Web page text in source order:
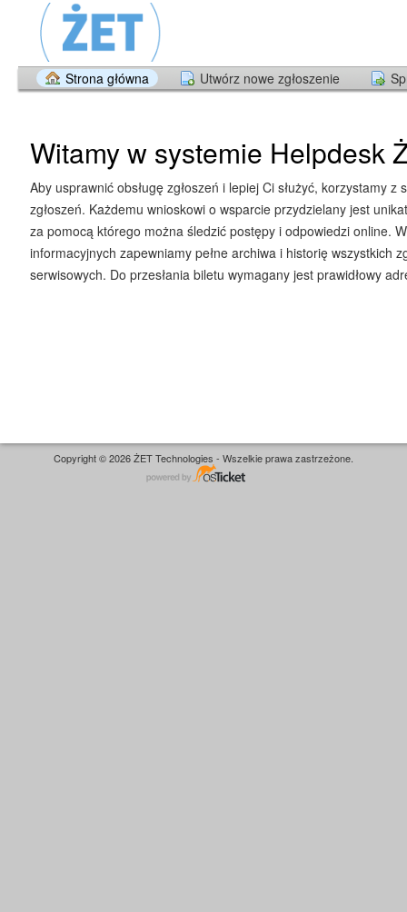
Strona główna Utwórz nowe zgłoszenie
Witamy w systemie Helpdesk
Aby usprawnić obsługę zgłoszeń i lepiej Ci służyć, korzystamy z
zgłoszeń. Każdemu wnioskowi o wsparcie przydzielany jest
za pomocą którego można śledzić postępy i odpowiedzi online.
informacyjnych zapewniamy pełne archiwa i historię wszystkich
serwisowych. Do przesłania biletu wymagany jest prawidłowy
Copyright © 2026 ŻET Technologies - Wszelkie prawa zastrzeżone.